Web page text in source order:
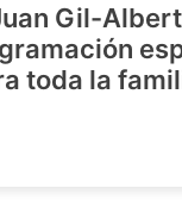
Gil-
toda la